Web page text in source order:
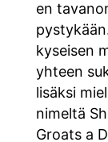
en
kyseisen
yhteen
lisäksi
nimeltä
Groats a